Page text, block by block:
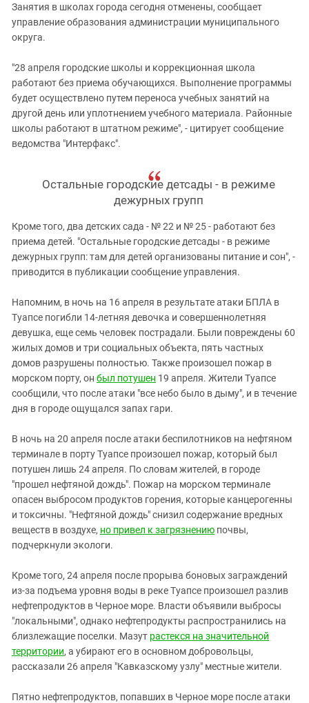
Занятия в школах города сегодня отменены, сообщает
управление образования администрации муниципального
округа.
"28 апреля городские школы и коррекционная школа
работают без приема обучающихся. Выполнение программы
будет осуществлено путем переноса учебных занятий на
другой день или уплотнением учебного материала. Районные
школы работают в штатном режиме", - цитирует сообщение
ведомства "Интерфакс".
Остальные городские детсады - в режиме
дежурных групп
Кроме того, два детских сада - № 22 и № 25 - работают без
приема детей. "Остальные городские детсады - в режиме
дежурных групп: там для детей организованы питание и сон", -
приводится в публикации сообщение управления.
Напомним, в ночь на 16 апреля в результате атаки БПЛА в
Туапсе погибли 14-летняя девочка и совершеннолетняя
девушка, еще семь человек пострадали. Были повреждены 60
жилых домов и три социальных объекта, пять частных
домов разрушены полностью. Также произошел пожар в
морском порту, он был потушен 19 апреля. Жители Туапсе
сообщили, что после атаки "все небо было в дыму", и в течение
дня в городе ощущался запах гари.
В ночь на 20 апреля после атаки беспилотников на нефтяном
терминале в порту Туапсе произошел пожар, который был
потушен лишь 24 апреля. По словам жителей, в городе
"прошел нефтяной дождь". Пожар на морском терминале
опасен выбросом продуктов горения, которые канцерогенны
и токсичны. "Нефтяной дождь" снизил содержание вредных
веществ в воздухе, но привел к загрязнению почвы,
подчеркнули экологи.
Кроме того, 24 апреля после прорыва боновых заграждений
из-за подъема уровня воды в реке Туапсе произошел разлив
нефтепродуктов в Черное море. Власти объявили выбросы
"локальными", однако нефтепродукты распространились на
близлежащие поселки. Мазут растекся на значительной
территории, а убирают его в основном добровольцы,
рассказали 26 апреля "Кавказскому узлу" местные жители.
Пятно нефтепродуктов, попавших в Черное море после атаки